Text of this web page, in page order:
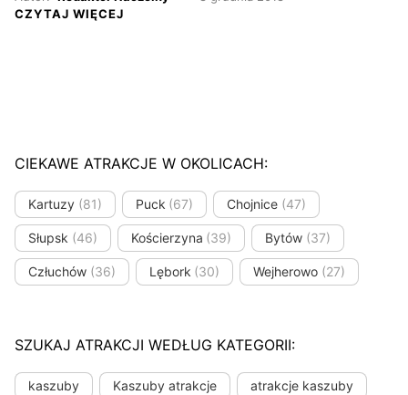
CZYTAJ WIĘCEJ
CIEKAWE ATRAKCJE W OKOLICACH:
Kartuzy (81) Puck (67) Chojnice (47)
Słupsk (46) Kościerzyna (39) Bytów (37)
Człuchów (36) Lębork (30) Wejherowo (27)
SZUKAJ ATRAKCJI WEDŁUG KATEGORII:
kaszuby Kaszuby atrakcje atrakcje kaszuby